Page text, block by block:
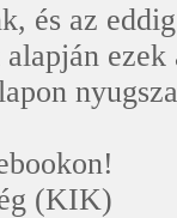
és az
ezek
(KIK)